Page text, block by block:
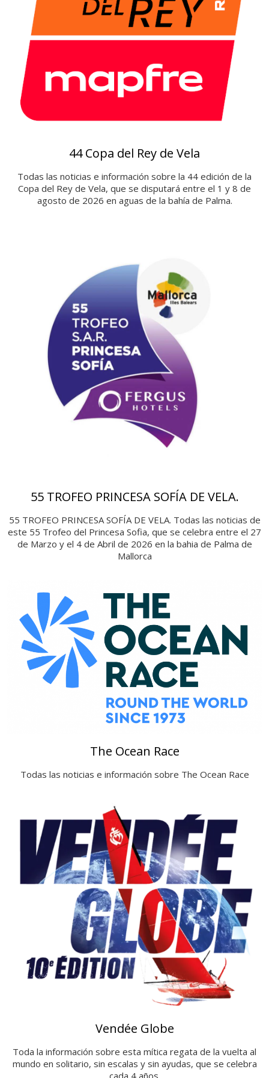
44 Copa del Rey de Vela
Todas las noticias e información sobre la 44 edición de la
Copa del Rey de Vela, que se disputará entre el 1 y 8 de
agosto de 2026 en aguas de la bahía de Palma.
55 TROFEO PRINCESA SOFÍA DE VELA.
55 TROFEO PRINCESA SOFÍA DE VELA. Todas las noticias de
este 55 Trofeo del Princesa Sofia, que se celebra entre el 27
de Marzo y el 4 de Abril de 2026 en la bahia de Palma de
Mallorca
The Ocean Race
Todas las noticias e información sobre The Ocean Race
Vendée Globe
Toda la información sobre esta mítica regata de la vuelta al
mundo en solitario, sin escalas y sin ayudas, que se celebra